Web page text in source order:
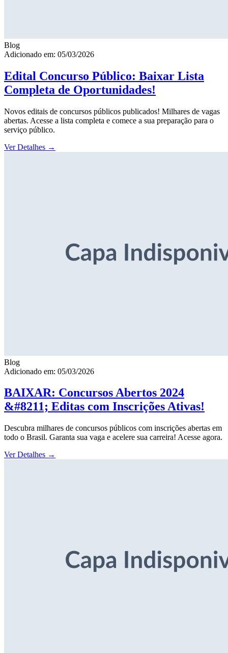
Blog
Adicionado em: 05/03/2026
Edital Concurso Público: Baixar Lista
Completa de Oportunidades!
Novos editais de concursos públicos publicados! Milhares de vagas
abertas. Acesse a lista completa e comece a sua preparação para o
serviço público.
Ver Detalhes →
Blog
Adicionado em: 05/03/2026
BAIXAR: Concursos Abertos 2024
&#8211; Editas com Inscrições Ativas!
Descubra milhares de concursos públicos com inscrições abertas em
todo o Brasil. Garanta sua vaga e acelere sua carreira! Acesse agora.
Ver Detalhes →